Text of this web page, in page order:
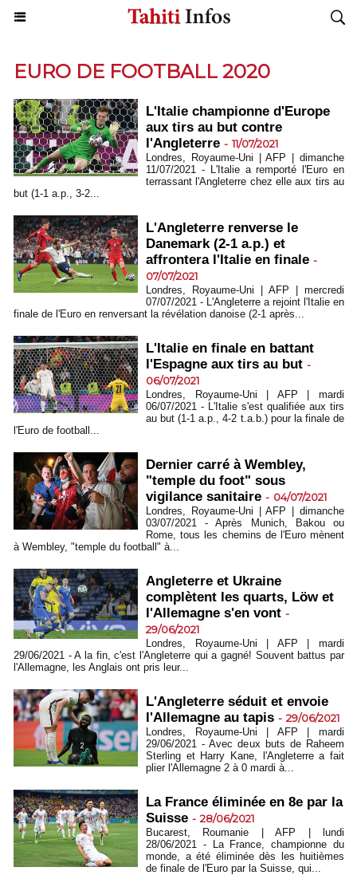
EURO DE FOOTBALL 2020
L'Italie championne d'Europe
aux tirs au but contre
l'Angleterre - 11/07/2021
Londres, Royaume-Uni | AFP | dimanche
11/07/2021 - L'Italie a remporté l'Euro en
terrassant l'Angleterre chez elle aux tirs au
but (1-1 a.p., 3-2...
L'Angleterre renverse le
Danemark (2-1 a.p.) et
affrontera l'Italie en finale -
07/07/2021
Londres, Royaume-Uni | AFP | mercredi
07/07/2021 - L'Angleterre a rejoint l'Italie en
finale de l'Euro en renversant la révélation danoise (2-1 après...
L'Italie en finale en battant
l'Espagne aux tirs au but -
06/07/2021
Londres, Royaume-Uni | AFP | mardi
06/07/2021 - L'Italie s'est qualifiée aux tirs
au but (1-1 a.p., 4-2 t.a.b.) pour la finale de
l'Euro de football...
Dernier carré à Wembley,
"temple du foot" sous
vigilance sanitaire - 04/07/2021
Londres, Royaume-Uni | AFP | dimanche
03/07/2021 - Après Munich, Bakou ou
Rome, tous les chemins de l'Euro mènent
à Wembley, "temple du football" à...
Angleterre et Ukraine
complètent les quarts, Löw et
l'Allemagne s'en vont -
29/06/2021
Londres, Royaume-Uni | AFP | mardi
29/06/2021 - A la fin, c'est l'Angleterre qui a gagné! Souvent battus par
l'Allemagne, les Anglais ont pris leur...
L'Angleterre séduit et envoie
l'Allemagne au tapis - 29/06/2021
Londres, Royaume-Uni | AFP | mardi
29/06/2021 - Avec deux buts de Raheem
Sterling et Harry Kane, l'Angleterre a fait
plier l'Allemagne 2 à 0 mardi à...
La France éliminée en 8e par la
Suisse - 28/06/2021
Bucarest, Roumanie | AFP | lundi
28/06/2021 - La France, championne du
monde, a été éliminée dès les huitièmes
de finale de l'Euro par la Suisse, qui...